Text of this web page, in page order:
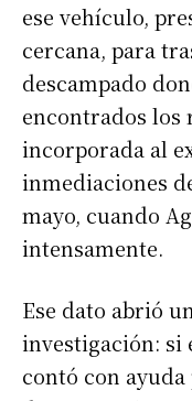
ese vehículo,
cercana, para
descampado
encontrados los
incorporada al
inmediaciones
mayo, cuando
intensamente.
Ese dato abrió
investigación: si
contó con